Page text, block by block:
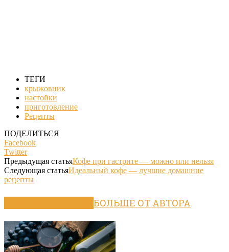
ТЕГИ
крыжовник
настойки
приготовление
Рецепты
ПОДЕЛИТЬСЯ
Facebook
Twitter
Предыдущая статьяКофе при гастрите — можно или нельзя
Следующая статьяИдеальный кофе — лучшие домашние
рецепты
БОЛЬШЕ ОТ АВТОРА